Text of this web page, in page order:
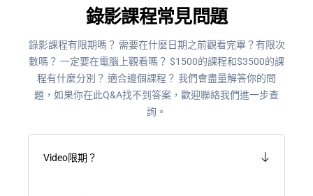
錄影課程常見問題
錄影課程有限期嗎？ 需要在什麼日期之前觀看完畢？有限次
數嗎？ 一定要在電腦上觀看嗎？ $1500的課程和$3500的課
程有什麼分別？ 適合邊個課程？ 我們會盡量解答你的問
題，如果你在此Q&A找不到答案，歡迎聯絡我們進一步查
詢。
Video限期？